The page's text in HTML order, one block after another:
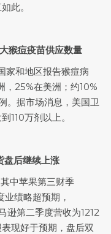
此。
猴痘疫苗供应数量
家和地区报告猴痘病
，25%在美洲；约10%
。据市场消息，美国卫
110万剂以上。
盘后继续上涨
中苹果第三财季
绩略超预期，
逊第二季度营收为1212
现好于预期，盘后双